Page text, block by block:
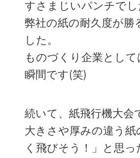
すさまじいパンチでし
弊社の紙の耐久度が勝
した。
ものづくり企業とし
瞬間です(笑)
続いて、紙飛行機大会
大きさや厚みの違う紙
く飛びそう！」と思